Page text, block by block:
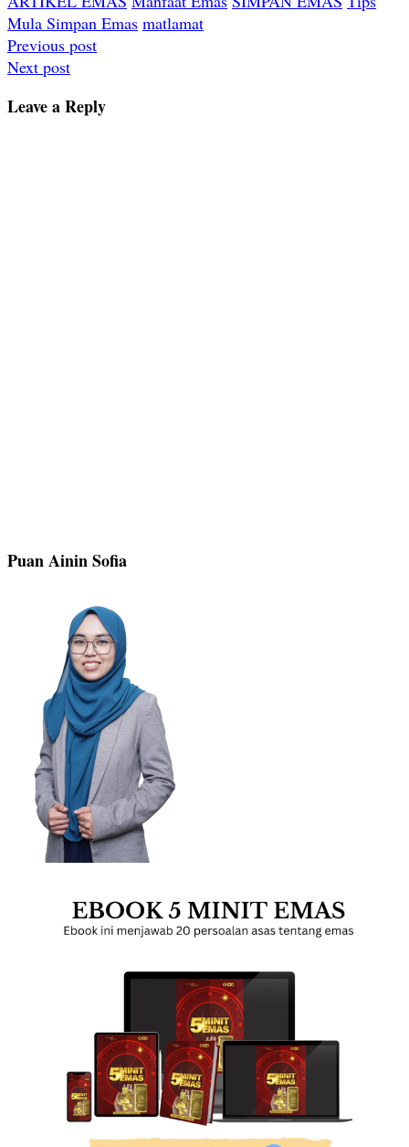
Mula Simpan Emas matlamat
Post
navigation
Previous post
Next post
Leave a Reply
Puan Ainin Sofia